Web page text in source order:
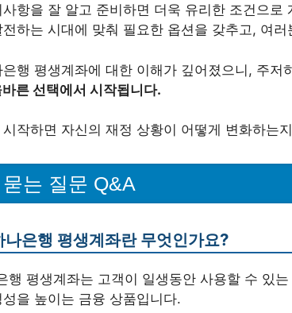
항을 잘 알고 준비하면 더욱 유리한 조건으로
전하는 시대에 맞춰 필요한 옵션을 갖추고, 여
은행 평생계좌에 대한 이해가 깊어졌으니, 주저
른 선택에서 시작됩니다.
시작하면 자신의 재정 상황이 어떻게 변화하는
는 질문 Q&A
나은행 평생계좌란 무엇인가요?
행 평생계좌는 고객이 일생동안 사용할 수 있
을 높이는 금융 상품입니다.